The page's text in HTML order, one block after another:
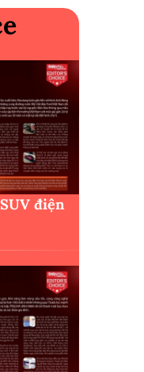
điện